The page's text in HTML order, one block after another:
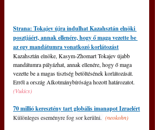
Strana: Tokajev újra indulhat Kazahsztán elnöki
posztjáért, annak ellenére, hogy ő maga vezette be
az egy mandátumra vonatkozó korlátozást
Kazahsztán elnöke, Kasym-Zhomart Tokajev újabb
mandátumra pályázhat, annak ellenére, hogy ő maga
vezette be a magas tisztség betöltésének korlátozását.
Erről a ország Alkotmánybírósága hozott határozatot.
(Vukics)
70 millió keresztény tart globális imanapot Izraelért
Különleges eseményre fog sor kerülni. (neokohn)